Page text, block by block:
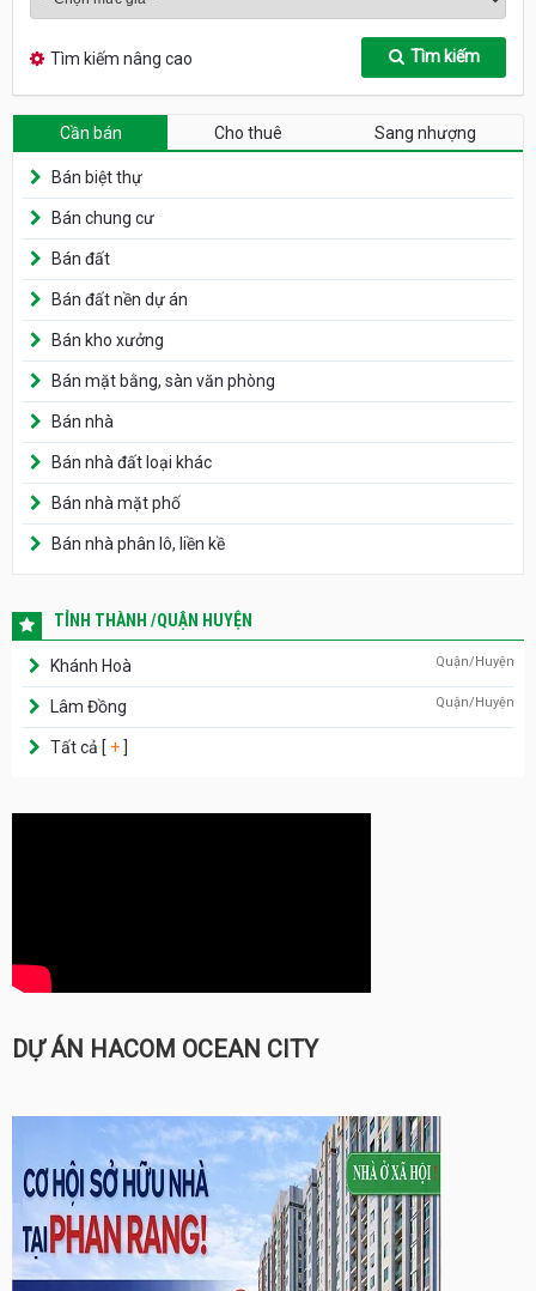
Tìm kiếm nâng cao Tìm kiếm
Cần bán Cho thuê Sang nhượng
Bán biệt thự
Bán chung cư
Bán đất
Bán đất nền dự án
Bán kho xưởng
Bán mặt bằng, sàn văn phòng
Bán nhà
Bán nhà đất loại khác
Bán nhà mặt phố
Bán nhà phân lô, liền kề
TỈNH THÀNH /QUẬN HUYỆN
Khánh Hoà Quận/Huyện
Lâm Đồng Quận/Huyện
Tất cả [ + ]
DỰ ÁN HACOM OCEAN CITY